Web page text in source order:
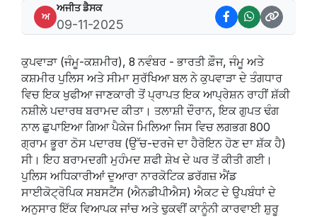
ਅ
ਅਜੀਤ ਡੈਸਕ
09-11-2025
ਕੁਪਵਾੜਾ (ਜੰਮੂ-ਕਸ਼ਮੀਰ), 8 ਨਵੰਬਰ - ਭਾਰਤੀ ਫ਼ੌਜ, ਜੰਮੂ ਅਤੇ
ਕਸ਼ਮੀਰ ਪੁਲਿਸ ਅਤੇ ਸੀਮਾ ਸੁਰੱਖਿਆ ਬਲ ਨੇ ਕੁਪਵਾੜਾ ਦੇ ਤੰਗਧਾਰ
ਵਿਚ ਇਕ ਖੁਫੀਆ ਜਾਣਕਾਰੀ ਤੋਂ ਪ੍ਰਾਪਤ ਇਕ ਆਪ੍ਰੇਸ਼ਨ ਰਾਹੀਂ ਸ਼ੱਕੀ
ਨਸ਼ੀਲੇ ਪਦਾਰਥ ਬਰਾਮਦ ਕੀਤਾ। ਤਲਾਸ਼ੀ ਦੌਰਾਨ, ਇਕ ਗੁਪਤ ਢੰਗ
ਨਾਲ ਛੁਪਾਇਆ ਗਿਆ ਪੈਕੇਜ ਮਿਲਿਆ ਜਿਸ ਵਿਚ ਲਗਭਗ 800
ਗ੍ਰਾਮ ਭੂਰਾ ਠੋਸ ਪਦਾਰਥ (ਉੱਚ-ਦਰਜੇ ਦਾ ਹੈਰੋਇਨ ਹੋਣ ਦਾ ਸ਼ੱਕ ਹੈ)
ਸੀ। ਇਹ ਬਰਾਮਦਗੀ ਮੁਹੰਮਦ ਸ਼ਫੀ ਸ਼ੇਖ ਦੇ ਘਰ ਤੋਂ ਕੀਤੀ ਗਈ।
ਪੁਲਿਸ ਅਧਿਕਾਰੀਆਂ ਦੁਆਰਾ ਨਾਰਕੋਟਿਕ ਡਰੱਗਜ਼ ਐਂਡ
ਸਾਈਕੋਟ੍ਰੋਪਿਕ ਸਬਸਟੈਂਸ (ਐਨਡੀਪੀਐਸ) ਐਕਟ ਦੇ ਉਪਬੰਧਾਂ ਦੇ
ਅਨੁਸਾਰ ਇੱਕ ਵਿਆਪਕ ਜਾਂਚ ਅਤੇ ਢੁਕਵੀਂ ਕਾਨੂੰਨੀ ਕਾਰਵਾਈ ਸ਼ੁਰੂ